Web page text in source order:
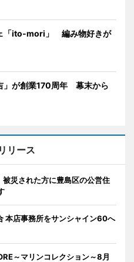
「ito-mori」 編み物好きが
」が創業170周年 幕末から
リース
被災された方に豊島区の公営住
本店事務所をサンシャイン60へ
～マリンコレクション～8月